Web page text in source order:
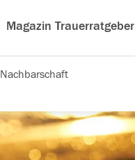
Magazin Trauerratgeber
Nachbarschaft